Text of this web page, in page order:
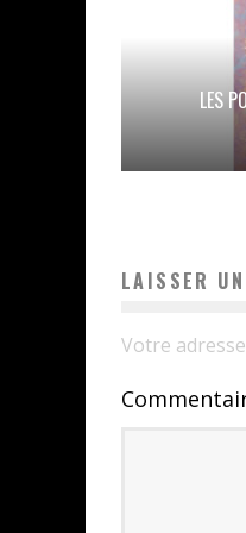
LES
LAISSER
Votre